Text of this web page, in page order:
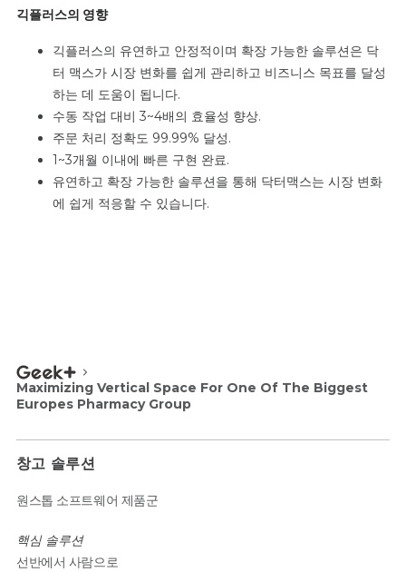
긱플러스의 영향
긱플러스의 유연하고 안정적이며 확장 가능한 솔루션은 닥
터 맥스가 시장 변화를 쉽게 관리하고 비즈니스 목표를 달성
하는 데 도움이 됩니다.
수동 작업 대비 3~4배의 효율성 향상.
주문 처리 정확도 99.99% 달성.
1~3개월 이내에 빠른 구현 완료.
유연하고 확장 가능한 솔루션을 통해 닥터맥스는 시장 변화
에 쉽게 적응할 수 있습니다.
Maximizing Vertical Space For One Of The Biggest
Europes Pharmacy Group
창고 솔루션
원스톱 소프트웨어 제품군
핵심 솔루션
선반에서 사람으로